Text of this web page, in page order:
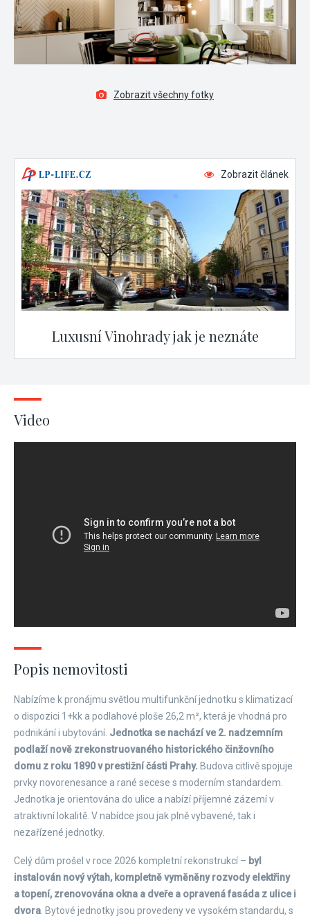
Zobrazit všechny fotky
Zobrazit článek
Luxusní Vinohrady jak je neznáte
Video
Popis nemovitosti
Nabízíme k pronájmu světlou multifunkční jednotku s klimatizací
o dispozici 1+kk a podlahové ploše 26,2 m², která je vhodná pro
podnikání i ubytování. Jednotka se nachází ve 2. nadzemním
podlaží nově zrekonstruovaného historického činžovního
domu z roku 1890 v prestižní části Prahy. Budova citlivě spojuje
prvky novorenesance a rané secese s moderním standardem.
Jednotka je orientována do ulice a nabízí příjemné zázemí v
atraktivní lokalitě. V nabídce jsou jak plně vybavené, tak i
nezařízené jednotky.
Celý dům prošel v roce 2026 kompletní rekonstrukcí – byl
instalován nový výtah, kompletně vyměněny rozvody elektřiny
a topení, zrenovována okna a dveře a opravená fasáda z ulice i
dvora . Bytové jednotky jsou provedeny ve vysokém standardu, s